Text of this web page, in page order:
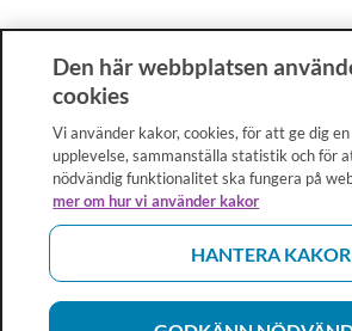
Den här webbplatsen
cookies
Vi använder kakor, cookies, för att ge dig
upplevelse, sammanställa statistik och för
nödvändig funktionalitet ska fungera på
mer om hur vi använder kakor
HANTERA KAKOR